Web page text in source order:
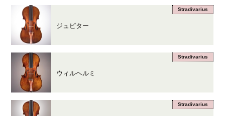
Stradivarius
ジュピター
Stradivarius
ウィルヘルミ
Stradivarius